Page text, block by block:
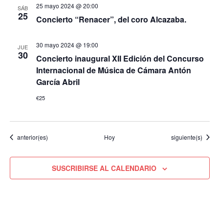
SÁB
25
25 mayo 2024 @ 20:00
Concierto “Renacer”, del coro Alcazaba.
JUE
30
30 mayo 2024 @ 19:00
Concierto inaugural XII Edición del Concurso
Internacional de Música de Cámara Antón
García Abril
€25
Eventos
anterior(es) Hoy Eventos
siguiente(s)
SUSCRIBIRSE AL CALENDARIO